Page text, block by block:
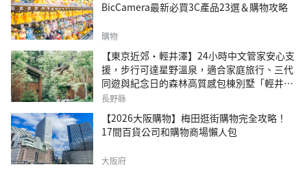
BicCamera最新必買3C產品23選＆購物攻略
購物
【東京近郊・輕井澤】24小時中文管家安心支
援，步行可達星野溫泉，適合家庭旅行、三代
同遊與紀念日的森林高質感包棟別墅「輕井澤
森四季VILLA」
長野縣
【2026大阪購物】梅田逛街購物完全攻略！
17間百貨公司和購物商場懶人包
大阪府